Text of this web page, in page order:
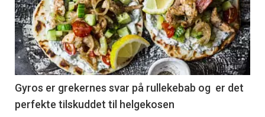
akkurat
nå
-
2
Gyros er grekernes svar på rullekebab og er det
perfekte tilskuddet til helgekosen